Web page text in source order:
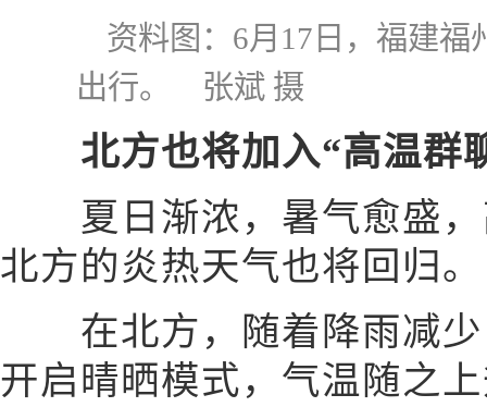
资料图：6月17日，福建福
出行。 张斌 摄
北方也将加入“高温群
夏日渐浓，暑气愈盛，
北方的炎热天气也将回归。
在北方，随着降雨减少
开启晴晒模式，气温随之